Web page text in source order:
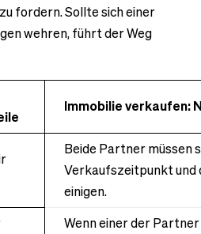
fordern. Sollte sich einer
wehren, führt der Weg
Immobilie verkaufen:
Beide Partner müssen
Verkaufszeitpunkt und
einigen.
Wenn einer der